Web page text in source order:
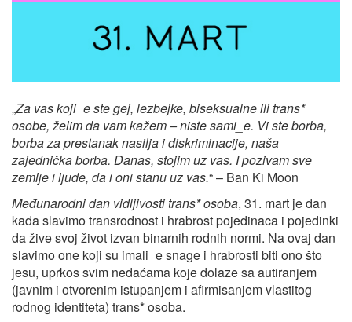
„Za vas koji_e ste gej, lezbejke, biseksualne ili trans*
osobe, želim da vam kažem – niste sami_e. Vi ste borba,
borba za prestanak nasilja i diskriminacije, naša
zajednička borba. Danas, stojim uz vas. I pozivam sve
zemlje i ljude, da i oni stanu uz vas.“ – Ban Ki Moon
Međunarodni dan vidljivosti trans* osoba, 31. mart je dan
kada slavimo transrodnost i hrabrost pojedinaca i pojedinki
da žive svoj život izvan binarnih rodnih normi. Na ovaj dan
slavimo one koji su imali_e snage i hrabrosti biti ono što
jesu, uprkos svim nedaćama koje dolaze sa autiranjem
(javnim i otvorenim istupanjem i afirmisanjem vlastitog
rodnog identiteta) trans* osoba.